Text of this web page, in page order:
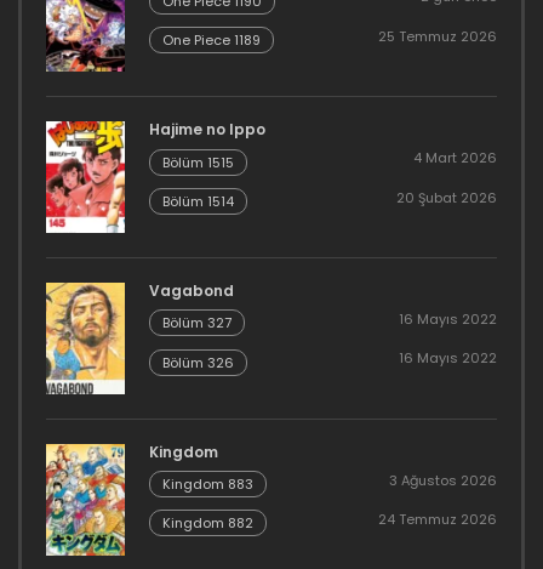
One Piece 1189 25 Temmuz 2026
Hajime no Ippo
Bölüm 1515 4 Mart 2026
Bölüm 1514 20 Şubat 2026
Vagabond
Bölüm 327 16 Mayıs 2022
Bölüm 326 16 Mayıs 2022
Kingdom
Kingdom 883 3 Ağustos 2026
Kingdom 882 24 Temmuz 2026